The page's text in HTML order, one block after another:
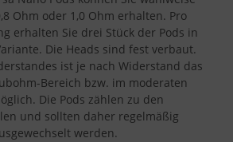
Ohm oder 1,0 Ohm erhalten. Pro
erhalten Sie drei Stück der Pods in
Die Heads sind fest verbaut.
ist je nach Widerstand das
Bereich bzw. im moderaten
Die Pods zählen zu den
und sollten daher regelmäßig
werden.